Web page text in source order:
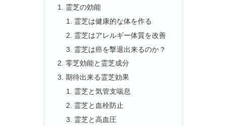
霊芝の効能
霊芝は健康的な体を作る
霊芝はアレルギー体質を改善
霊芝は癌を撃退出来るのか？
零芝効能と霊芝成分
期待出来る霊芝効果
霊芝と気管支喘息
霊芝と血栓防止
霊芝と高血圧